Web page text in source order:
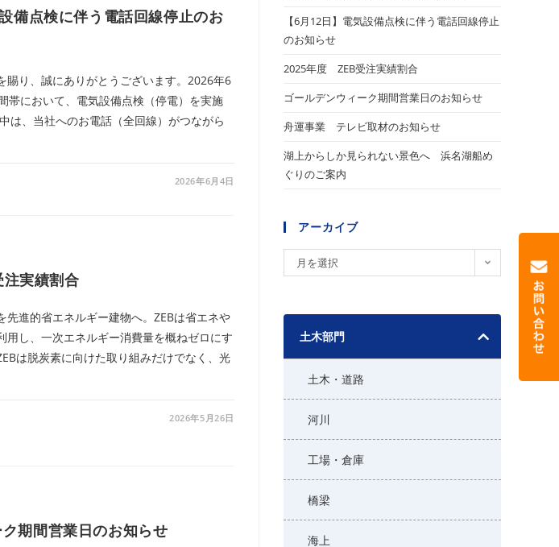
備点検に伴う電話回線停止のお
賜り、誠にありがとうございます。2026年6
帯において、電気設備点検（停電）を実施
は、当社へのお電話（全回線）がつながら
2026年6月4日
実績割合
先進的省エネルギー建物へ。ZEBは省エネや
用し、一次エネルギー消費量を概ねゼロにす
は脱炭素に向けた取り組みだけでなく、光
2026年5月26日
期間営業日のお知らせ
【6月12日】電気設備点検に伴う電話回線停止
のお知らせ
2025年度 ZEB受注実績割合
ゴールデンウィーク期間営業日のお知らせ
舟運事業 テレビ取材のお知らせ
湖上からしか見られない景色へ 浜名湖船め
ぐりのご案内
アーカイブ
ー
イ
月を選択
土木部門
土木・道路
河川
工場・倉庫
橋梁
海上